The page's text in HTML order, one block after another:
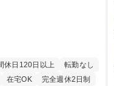
語学力： 資格：
休日120日以上
転勤なし
在宅OK
完全週休2日制